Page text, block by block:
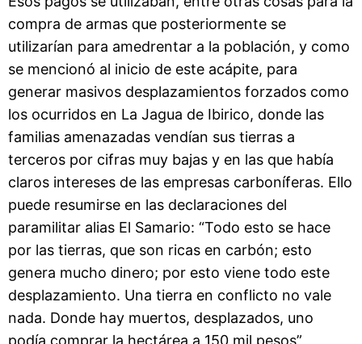
compra de armas que posteriormente se
utilizarían para amedrentar a la población, y como
se mencionó al inicio de este acápite, para
generar masivos desplazamientos forzados como
los ocurridos en La Jagua de Ibirico, donde las
familias amenazadas vendían sus tierras a
terceros por cifras muy bajas y en las que había
claros intereses de las empresas carboníferas. Ello
puede resumirse en las declaraciones del
paramilitar alias El Samario: “Todo esto se hace
por las tierras, que son ricas en carbón; esto
genera mucho dinero; por esto viene todo este
desplazamiento. Una tierra en conflicto no vale
nada. Donde hay muertos, desplazados, uno
podía comprar la hectárea a 150 mil pesos”